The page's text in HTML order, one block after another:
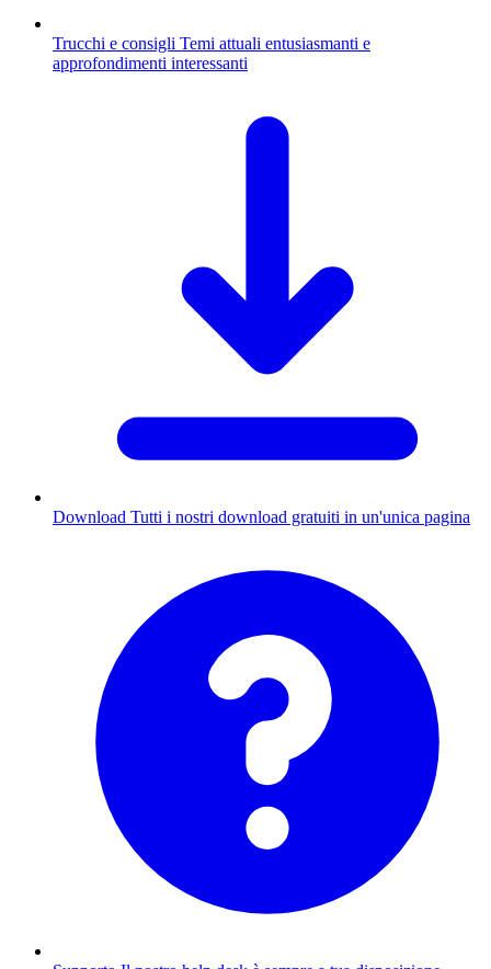
Trucchi e consigli Temi attuali entusiasmanti e
approfondimenti interessanti
Download Tutti i nostri download gratuiti in un'unica pagina